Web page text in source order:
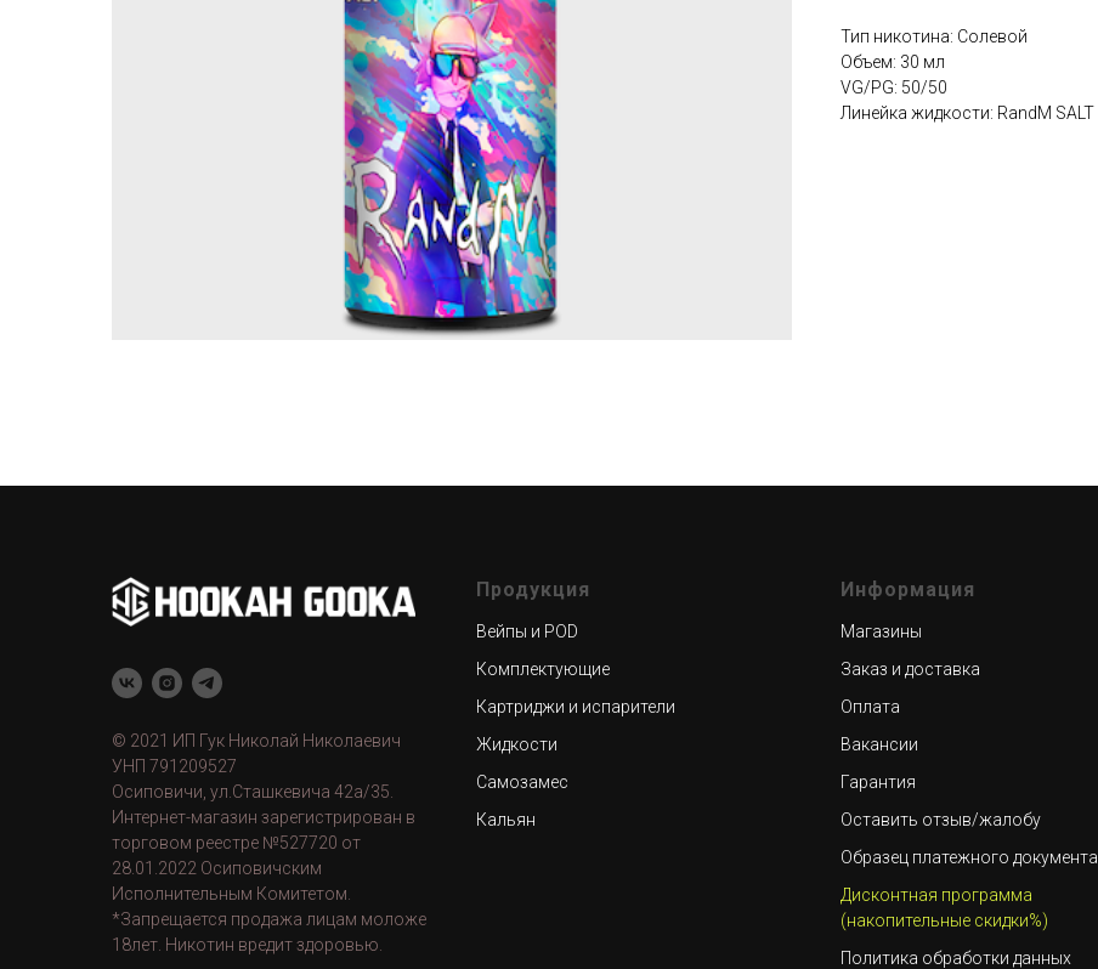
Тип никотина: Солевой
Объем: 30 мл
VG/PG: 50/50
Линейка жидкости: RandM SALT
© 2021 ИП Гук Николай Николаевич
УНП 791209527
Осиповичи, ул.Сташкевича 42а/35.
Интернет-магазин зарегистрирован в
торговом реестре №527720 от
28.01.2022 Осиповичским
Исполнительным Комитетом.
*Запрещается продажа лицам моложе
18лет. Никотин вредит здоровью.
Продукция
Вейпы и POD
Комплектующие
Картриджи и испарители
Жидкости
Самозамес
Кальян
Информация
Магазины
Заказ и доставка
Оплата
Вакансии
Гарантия
Оставить отзыв/жалобу
Образец платежного документа
Дисконтная программа
(накопительные скидки%)
Политика обработки данных